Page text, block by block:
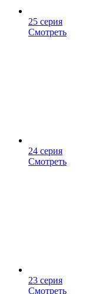
25 серия
Смотреть
24 серия
Смотреть
23 серия
Смотреть